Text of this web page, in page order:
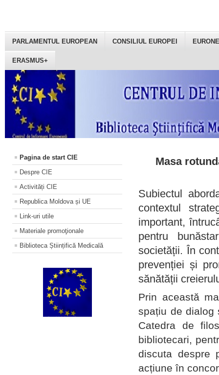
PARLAMENTUL EUROPEAN CONSILIUL EUROPEI
ERASMUS+
Pagina de start CIE
Despre CIE
Activități CIE
Republica Moldova și UE
Link-uri utile
Materiale promoţionale
Biblioteca Științifică Medicală
Masa
Subiectul
contextul
important,
pentru
societății. În
prevenției și
sănătății
Prin această
spațiu de dialog
Catedra de
bibliotecari,
discuta despre
acțiune în